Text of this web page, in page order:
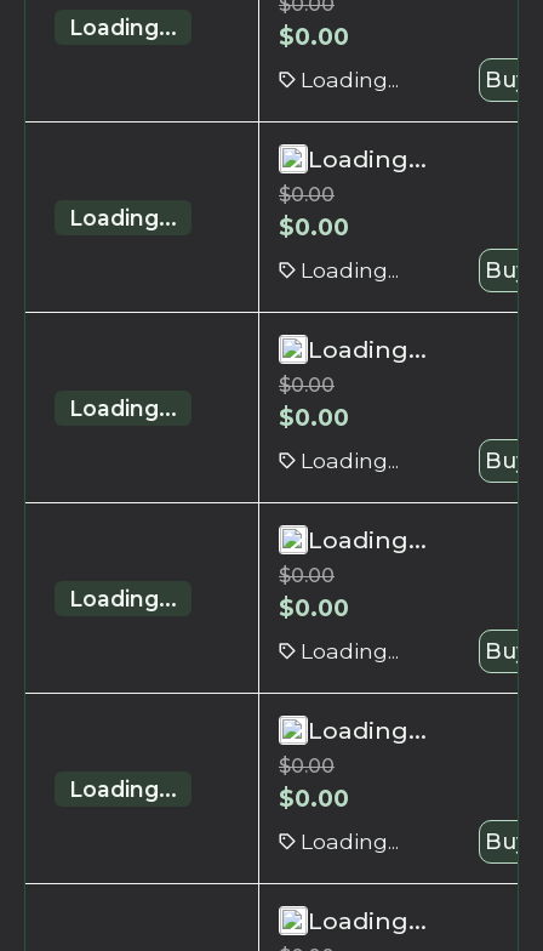
Loading... $0.00
Loading... Buy
Loading...
Loading...
$0.00
$0.00
Loading... Buy
Loading...
Loading...
$0.00
$0.00
Loading... Buy
Loading...
Loading...
$0.00
$0.00
Loading... Buy
Loading...
Loading...
$0.00
$0.00
Loading... Buy
Loading...